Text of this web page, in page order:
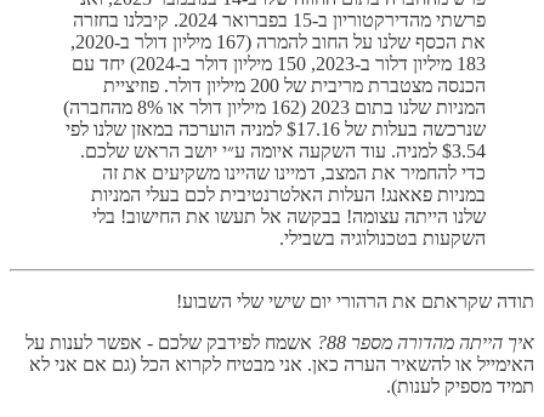
פרשתי מהדירקטוריון ב-15 בפברואר 2024. קיבלנו בחזרה
את הכסף שלנו על החוב להמרה (167 מיליון דולר ב-2020,
183 מיליון דלור ב-2023, 150 מיליון דולר ב-2024) יחד עם
הכנסה מצטברת מריבית של 200 מיליון דולר. פוזיציית
המניות שלנו בתום 2023 (162 מיליון דולר או 8% מהחברה)
שנרכשה בעלות של $17.16 למניה הוערכה במאזן שלנו לפי
$3.54 למניה. עוד השקעה איומה ע״י יושב הראש שלכם.
כדי להחמיר את המצב, דמיינו שהיינו משקיעים את זה
במניות פאאנג! העלות האלטרנטיבית לכם בעלי המניות
שלנו הייתה עצומה! בבקשה אל תעשו את החישוב! בלי
השקעות בטכנולוגיה בשבילי.
תודה שקראתם את הרהורי יום שישי שלי השבוע!
איך הייתה מהדורה מספר 88?
אשמח לפידבק שלכם - אפשר לענות על
האימייל או להשאיר הערה כאן. אני מבטיח לקרוא הכל (גם אם אני לא
תמיד מספיק לענות).